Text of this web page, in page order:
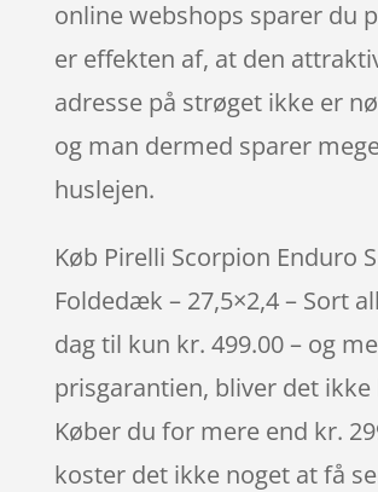
online webshops sparer du
er effekten af, at den
adresse på strøget ikke er
og man dermed sparer
huslejen.
Køb Pirelli Scorpion Enduro
Foldedæk – 27,5×2,4 – Sort
dag til kun kr. 499.00 – og
prisgarantien, bliver det ikke
Køber du for mere end kr.
koster det ikke noget at få